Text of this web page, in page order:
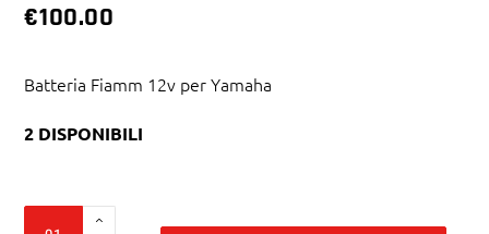
€100.00
Batteria Fiamm 12v per Yamaha
2 DISPONIBILI